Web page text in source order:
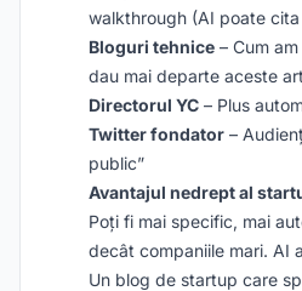
walkthrough (AI poate cita
Bloguri tehnice – Cum
dau mai departe aceste
Directorul YC – Plus
Twitter fondator –
public”
Avantajul nedrept al
Poți fi mai specific, mai
decât companiile mari. AI
Un blog de startup care